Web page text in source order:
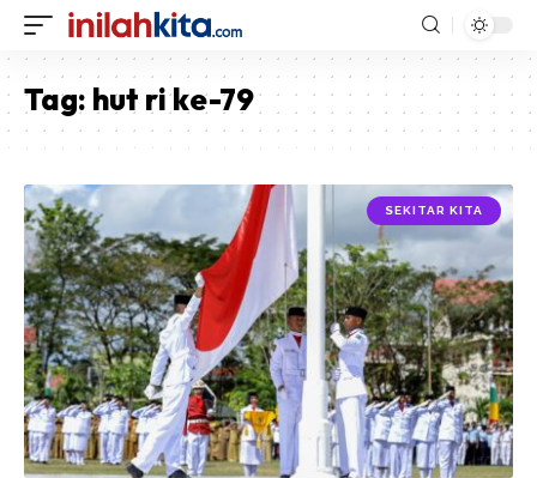
Tag: hut ri ke-79
SEKITAR KITA